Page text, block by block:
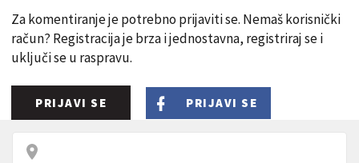
Za komentiranje je potrebno prijaviti se. Nemaš korisnički
račun? Registracija je brza i jednostavna, registriraj se i
uključi se u raspravu.
PRIJAVI SE PRIJAVI SE